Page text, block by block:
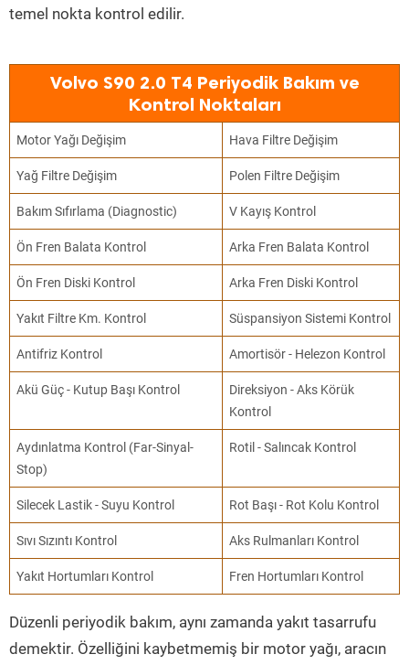
temel nokta kontrol edilir.
Volvo S90 2.0 T4 Periyodik Bakım ve
Kontrol Noktaları
Motor Yağı Değişim Hava Filtre Değişim
Yağ Filtre Değişim Polen Filtre Değişim
Bakım Sıfırlama (Diagnostic) V Kayış Kontrol
Ön Fren Balata Kontrol Arka Fren Balata Kontrol
Ön Fren Diski Kontrol Arka Fren Diski Kontrol
Yakıt Filtre Km. Kontrol Süspansiyon Sistemi Kontrol
Antifriz Kontrol Amortisör - Helezon Kontrol
Akü Güç - Kutup Başı Kontrol
Direksiyon - Aks Körük
Kontrol
Aydınlatma Kontrol (Far-Sinyal-
Stop)
Rotil - Salıncak Kontrol
Silecek Lastik - Suyu Kontrol Rot Başı - Rot Kolu Kontrol
Sıvı Sızıntı Kontrol Aks Rulmanları Kontrol
Yakıt Hortumları Kontrol Fren Hortumları Kontrol
Düzenli periyodik bakım, aynı zamanda yakıt tasarrufu
demektir. Özelliğini kaybetmemiş bir motor yağı, aracın